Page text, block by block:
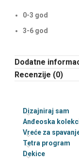
0-3 god
3-6 god
Dodatne
Recenzije (0)
Dizajniraj sam
Anđeoska
Vreće za
Tetra program
Dekice